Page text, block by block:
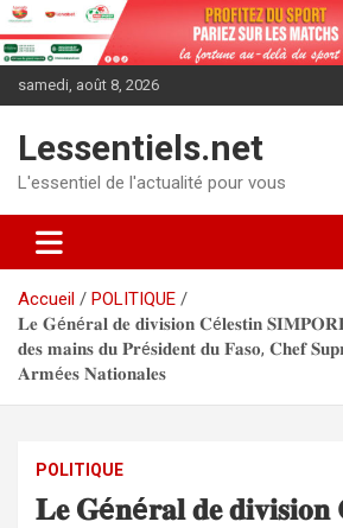
Aller
au
contenu
samedi, août 8, 2026
Lessentiels.net
L'essentiel de l'actualité pour vous
Accueil
POLITIQUE
𝐋𝐞 𝐆é𝐧é𝐫𝐚𝐥 𝐝𝐞 𝐝𝐢𝐯𝐢𝐬𝐢𝐨𝐧 𝐂é𝐥𝐞𝐬𝐭𝐢𝐧 𝐒𝐈𝐌𝐏𝐎𝐑𝐄
𝐝𝐞𝐬 𝐦𝐚𝐢𝐧𝐬 𝐝𝐮 𝐏𝐫é𝐬𝐢𝐝𝐞𝐧𝐭 𝐝𝐮 𝐅𝐚𝐬𝐨, 𝐂𝐡𝐞𝐟
𝐀𝐫𝐦é𝐞𝐬 𝐍𝐚𝐭𝐢𝐨𝐧𝐚𝐥𝐞𝐬
POLITIQUE
𝐋𝐞 𝐆é𝐧é𝐫𝐚𝐥 𝐝𝐞 𝐝𝐢𝐯𝐢𝐬𝐢𝐨𝐧